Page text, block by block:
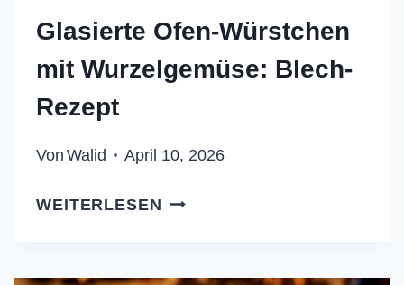
Glasierte Ofen-Würstchen
mit Wurzelgemüse: Blech-
Rezept
Von Walid April 10, 2026
WEITERLESEN GLASIERTE
MIT